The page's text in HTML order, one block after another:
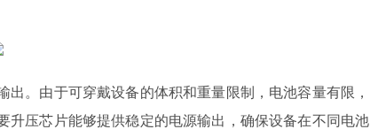
。由于可穿戴设备的体积和重量限制，电池容量有限，
压芯片能够提供稳定的电源输出，确保设备在不同电池